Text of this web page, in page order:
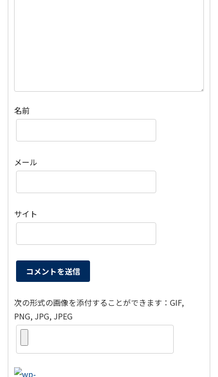
名前
メール
サイト
次の形式の画像を添付することができます：GIF,
PNG, JPG, JPEG